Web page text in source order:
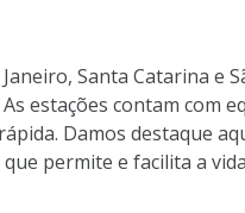
Santa Catarina e
estações contam com
Damos destaque
permite e facilita a